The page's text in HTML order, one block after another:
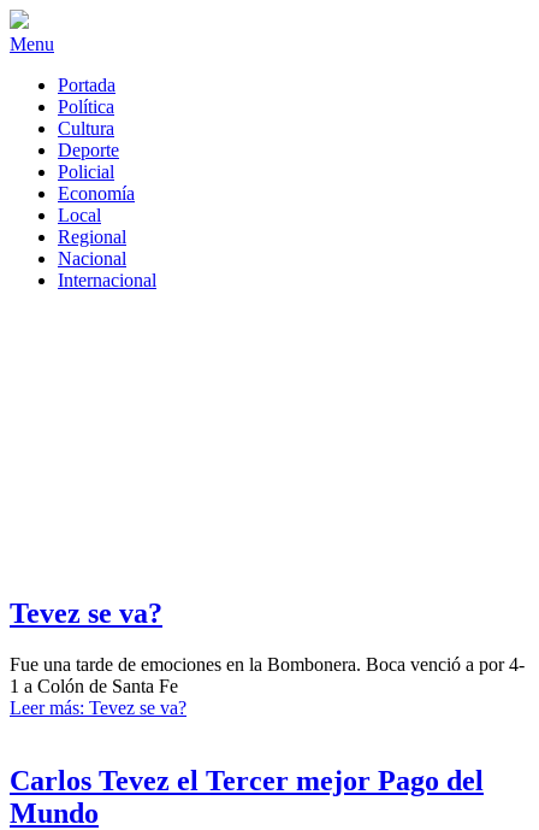
Menu
Portada
Política
Cultura
Deporte
Policial
Economía
Local
Regional
Nacional
Internacional
Tevez se va?
Fue una tarde de emociones en la Bombonera. Boca venció a por 4-
1 a Colón de Santa Fe
Leer más: Tevez se va?
Carlos Tevez el Tercer mejor Pago del
Mundo